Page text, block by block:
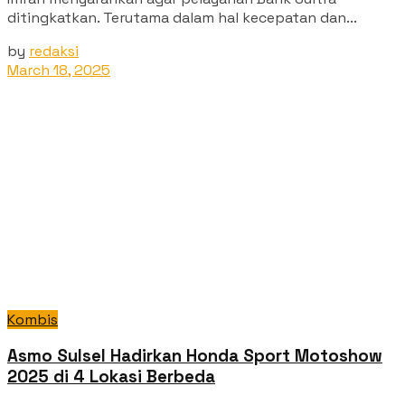
ditingkatkan. Terutama dalam hal kecepatan dan...
by redaksi
March 18, 2025
Kombis
Asmo Sulsel Hadirkan Honda Sport Motoshow
2025 di 4 Lokasi Berbeda